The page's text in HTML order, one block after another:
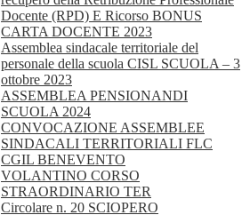
Docente (RPD) E Ricorso BONUS
CARTA DOCENTE 2023
Assemblea sindacale territoriale del
personale della scuola CISL SCUOLA – 3
ottobre 2023
ASSEMBLEA PENSIONANDI
SCUOLA 2024
CONVOCAZIONE ASSEMBLEE
SINDACALI TERRITORIALI FLC
CGIL BENEVENTO
VOLANTINO CORSO
STRAORDINARIO TER
Circolare n. 20 SCIOPERO